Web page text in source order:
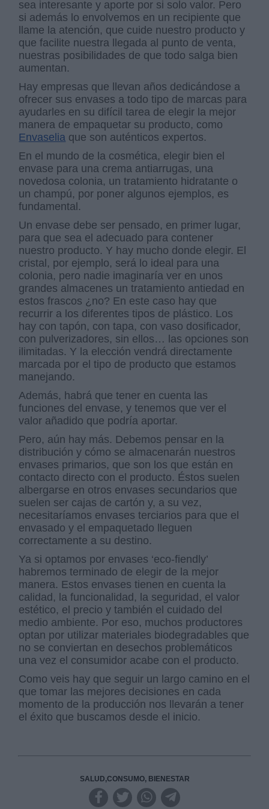
sea interesante y aporte por si solo valor. Pero
si además lo envolvemos en un recipiente que
llame la atención, que cuide nuestro producto y
que facilite nuestra llegada al punto de venta,
nuestras posibilidades de que todo salga bien
aumentan.
Hay empresas que llevan años dedicándose a
ofrecer sus envases a todo tipo de marcas para
ayudarles en su difícil tarea de elegir la mejor
manera de empaquetar su producto, como
Envaselia que son auténticos expertos.
En el mundo de la cosmética, elegir bien el
envase para una crema antiarrugas, una
novedosa colonia, un tratamiento hidratante o
un champú, por poner algunos ejemplos, es
fundamental.
Un envase debe ser pensado, en primer lugar,
para que sea el adecuado para contener
nuestro producto. Y hay mucho donde elegir. El
cristal, por ejemplo, será lo ideal para una
colonia, pero nadie imaginaría ver en unos
grandes almacenes un tratamiento antiedad en
estos frascos ¿no? En este caso hay que
recurrir a los diferentes tipos de plástico. Los
hay con tapón, con tapa, con vaso dosificador,
con pulverizadores, sin ellos… las opciones son
ilimitadas. Y la elección vendrá directamente
marcada por el tipo de producto que estamos
manejando.
Además, habrá que tener en cuenta las
funciones del envase, y tenemos que ver el
valor añadido que podría aportar.
Pero, aún hay más. Debemos pensar en la
distribución y cómo se almacenarán nuestros
envases primarios, que son los que están en
contacto directo con el producto. Éstos suelen
albergarse en otros envases secundarios que
suelen ser cajas de cartón y, a su vez,
necesitaríamos envases terciarios para que el
envasado y el empaquetado lleguen
correctamente a su destino.
Ya si optamos por envases ‘eco-fiendly’
habremos terminado de elegir de la mejor
manera. Estos envases tienen en cuenta la
calidad, la funcionalidad, la seguridad, el valor
estético, el precio y también el cuidado del
medio ambiente. Por eso, muchos productores
optan por utilizar materiales biodegradables que
no se conviertan en desechos problemáticos
una vez el consumidor acabe con el producto.
Como veis hay que seguir un largo camino en el
que tomar las mejores decisiones en cada
momento de la producción nos llevarán a tener
el éxito que buscamos desde el inicio.
SALUD,CONSUMO, BIENESTAR